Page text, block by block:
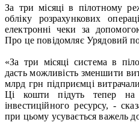
За три місяці в пілотному
обліку розрахункових
електронні чеки за
Про це повідомляє Урядовий
«За три місяці система в
дасть можливість зменшити
млрд грн підприємці
Ці кошти підуть тепер на
інвестиційного ресурсу, -
при цьому усувається важель